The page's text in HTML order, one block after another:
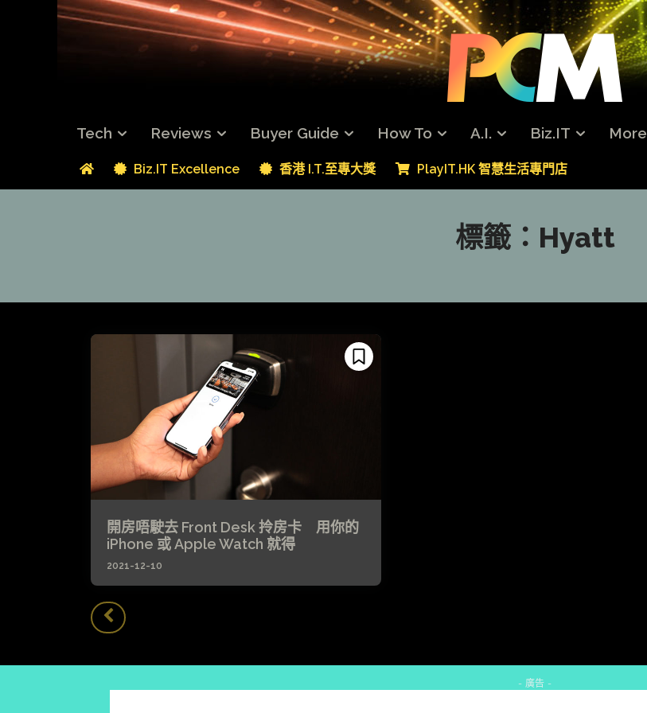
Tech Reviews Buyer Guide How To A.I. Biz.IT More
Biz.IT Excellence 香港 I.T.至專大獎 PlayIT.HK 智慧生活專門店
標籤： Hyatt
開房唔駛去 Front Desk 拎房卡 用你的
iPhone 或 Apple Watch 就得
2021-12-10
- 廣告 -